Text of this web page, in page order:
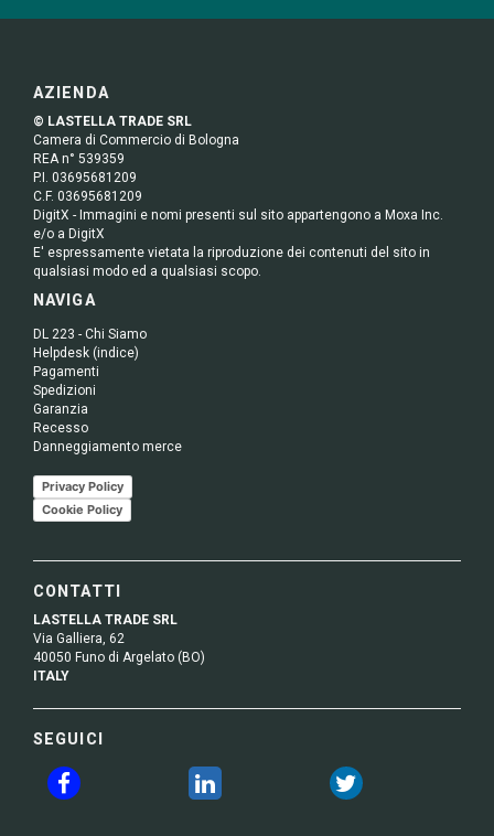
AZIENDA
© LASTELLA TRADE SRL
Camera di Commercio di Bologna
REA n° 539359
P.I. 03695681209
C.F. 03695681209
DigitX - Immagini e nomi presenti sul sito appartengono a Moxa Inc.
e/o a DigitX
E' espressamente vietata la riproduzione dei contenuti del sito in
qualsiasi modo ed a qualsiasi scopo.
NAVIGA
DL 223 - Chi Siamo
Helpdesk (indice)
Pagamenti
Spedizioni
Garanzia
Recesso
Danneggiamento merce
Privacy Policy
Cookie Policy
CONTATTI
LASTELLA TRADE SRL
Via Galliera, 62
40050 Funo di Argelato (BO)
ITALY
SEGUICI